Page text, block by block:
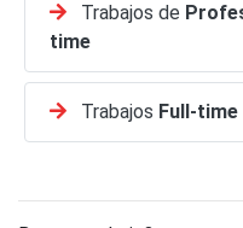
Trabajos de
time
Trabajos Full-time